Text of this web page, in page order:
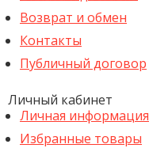
Возврат и обмен
Контакты
Публичный договор
Личный кабинет
Личная информация
Избранные товары